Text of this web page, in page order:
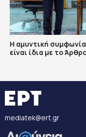
Η αμυντική
είναι ίδια με το
mediatek@ert.gr